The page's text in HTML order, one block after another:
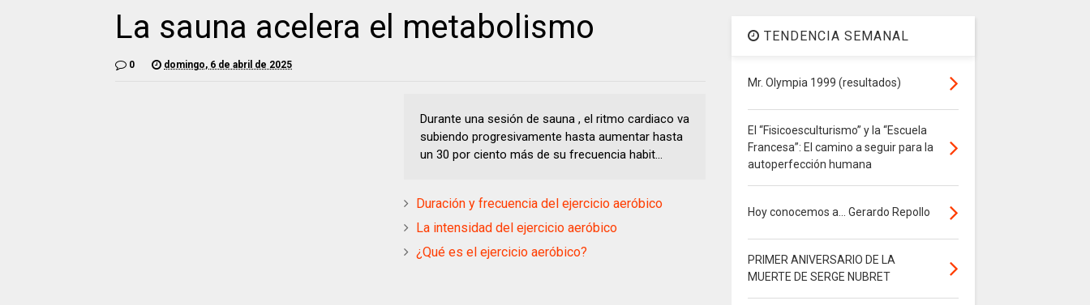
La sauna acelera el metabolismo
0 domingo, 6 de abril de 2025
Durante una sesión de sauna , el ritmo cardiaco va
subiendo progresivamente hasta aumentar hasta
un 30 por ciento más de su frecuencia habit...
Duración y frecuencia del ejercicio aeróbico
La intensidad del ejercicio aeróbico
¿Qué es el ejercicio aeróbico?
TENDENCIA SEMANAL
Mr. Olympia 1999 (resultados)
El “Fisicoesculturismo” y la “Escuela
Francesa”: El camino a seguir para la
autoperfección humana
Hoy conocemos a... Gerardo Repollo
PRIMER ANIVERSARIO DE LA
MUERTE DE SERGE NUBRET